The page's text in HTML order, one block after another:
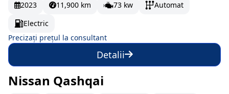
2023 11,900 km 73 kw
Automat
Electric
Precizați prețul la consultant
Detalii
În stoc 246.65 EUR/lună
Nissan Qashqai